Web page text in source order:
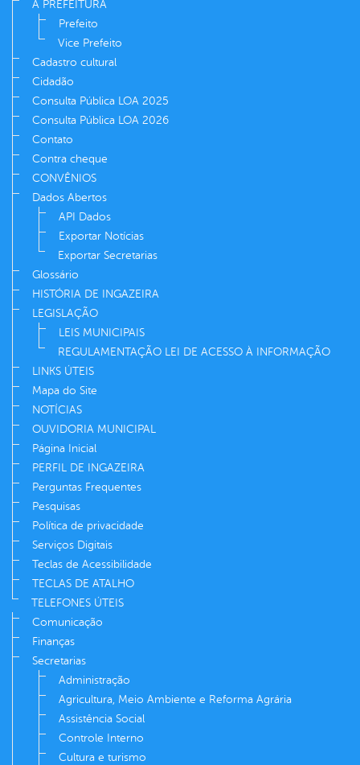
A PREFEITURA
Prefeito
Vice Prefeito
Cadastro cultural
Cidadão
Consulta Pública LOA 2025
Consulta Pública LOA 2026
Contato
Contra cheque
CONVÊNIOS
Dados Abertos
API Dados
Exportar Notícias
Exportar Secretarias
Glossário
HISTÓRIA DE INGAZEIRA
LEGISLAÇÃO
LEIS MUNICIPAIS
REGULAMENTAÇÃO LEI DE ACESSO À INFORMAÇÃO
LINKS ÚTEIS
Mapa do Site
NOTÍCIAS
OUVIDORIA MUNICIPAL
Página Inicial
PERFIL DE INGAZEIRA
Perguntas Frequentes
Pesquisas
Política de privacidade
Serviços Digitais
Teclas de Acessibilidade
TECLAS DE ATALHO
TELEFONES ÚTEIS
Comunicação
Finanças
Secretarias
Administração
Agricultura, Meio Ambiente e Reforma Agrária
Assistência Social
Controle Interno
Cultura e turismo